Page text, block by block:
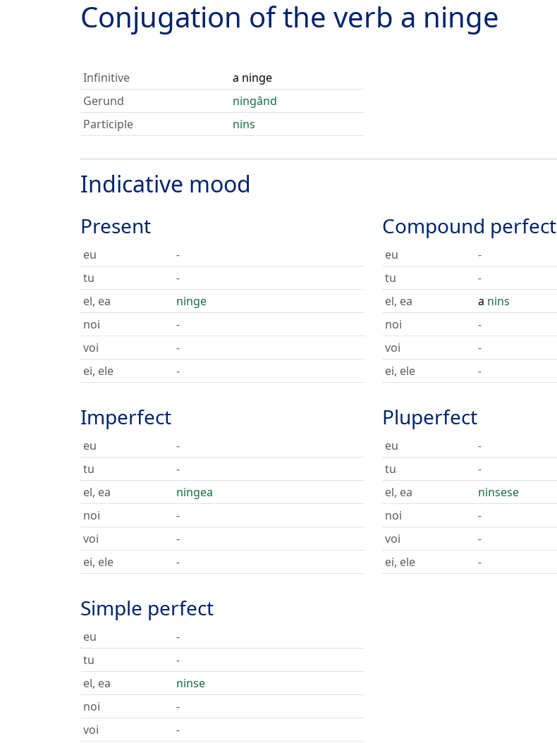
Conjugation of the verb a ninge
Infinitive
a ninge
Gerund
ningând
Participle
nins
Indicative mood
Present
eu
-
tu
-
el, ea
ninge
noi
-
voi
-
ei, ele
-
Imperfect
eu
-
tu
-
el, ea
ningea
noi
-
voi
-
ei, ele
-
Simple perfect
eu
-
tu
-
el, ea
ninse
noi
-
voi
-
Compound perfect
eu
-
tu
-
el, ea
a nins
noi
-
voi
-
ei, ele
-
Pluperfect
eu
-
tu
-
el, ea
ninsese
noi
-
voi
-
ei, ele
-